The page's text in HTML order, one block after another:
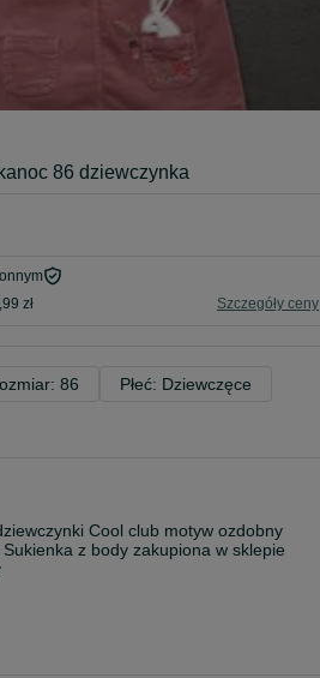
86 dziewczynka
zł Szczegóły ceny
86
Płeć: Dziewczęce
Cool club motyw ozdobny
z body zakupiona w sklepie